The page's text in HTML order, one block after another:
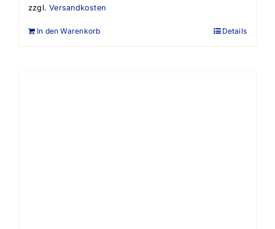
zzgl.Versandkosten
In den Warenkorb Details